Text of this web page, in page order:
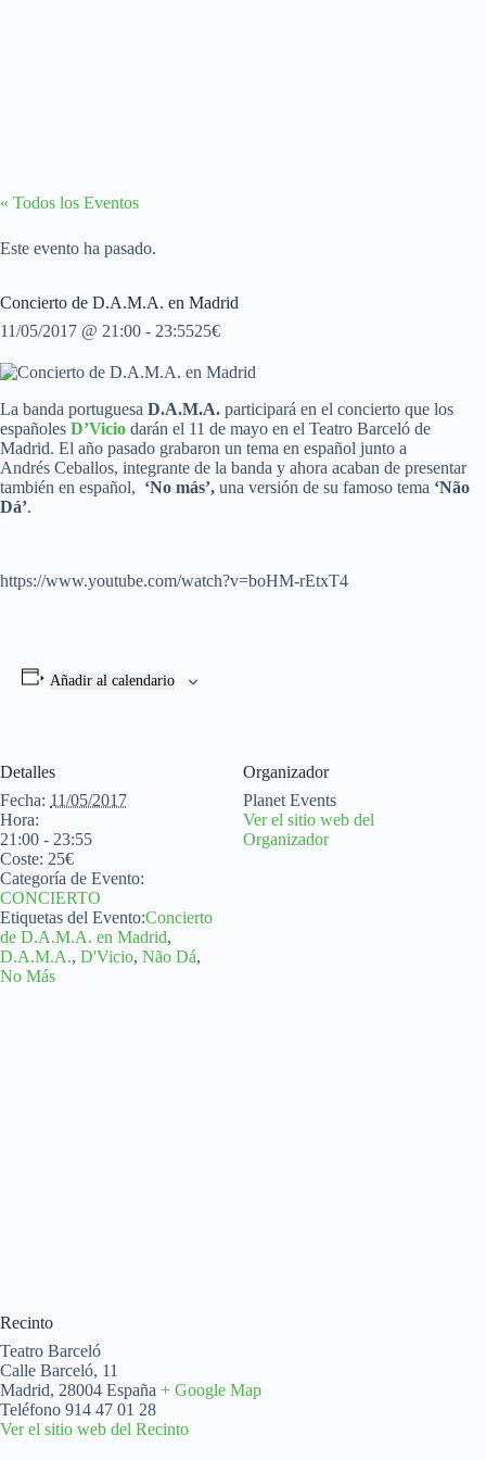
« Todos los Eventos
Este evento ha pasado.
Concierto de D.A.M.A. en Madrid
11/05/2017 @ 21:00 - 23:5525€
La banda portuguesa D.A.M.A. participará en el concierto que los
españoles D’Vicio darán el 11 de mayo en el Teatro Barceló de
Madrid. El año pasado grabaron un tema en español junto a
Andrés Ceballos, integrante de la banda y ahora acaban de presentar
también en español, ‘No más’, una versión de su famoso tema ‘Não
Dá’.
https://www.youtube.com/watch?v=boHM-rEtxT4
Añadir al calendario
Detalles
Fecha: 11/05/2017
Hora:
21:00 - 23:55
Coste: 25€
Categoría de Evento:
CONCIERTO
Etiquetas del Evento:Concierto
de D.A.M.A. en Madrid,
D.A.M.A., D'Vicio, Não Dá,
No Más
Organizador
Planet Events
Ver el sitio web del
Organizador
Recinto
Teatro Barceló
Calle Barceló, 11
Madrid, 28004 España + Google Map
Teléfono 914 47 01 28
Ver el sitio web del Recinto